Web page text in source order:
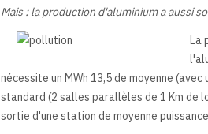
Mais : la production d'aluminium a aussi
La
nécessite un MWh 13,5 de moyenne
standard (2 salles parallèles de 1 Km de
sortie d'une station de moyenne